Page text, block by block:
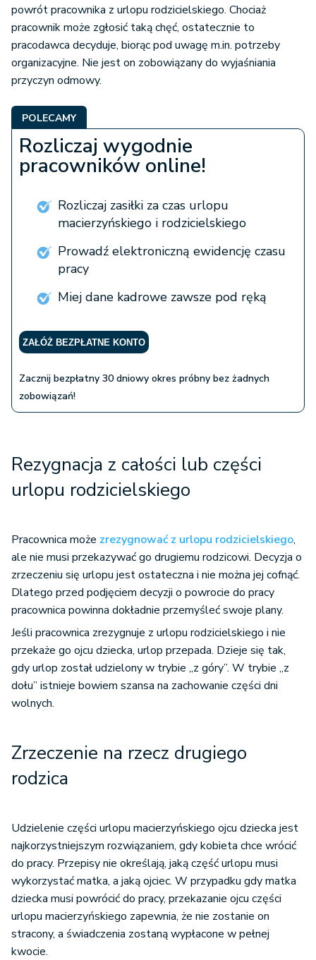
powrót pracownika z urlopu rodzicielskiego. Chociaż
pracownik może zgłosić taką chęć, ostatecznie to
pracodawca decyduje, biorąc pod uwagę m.in. potrzeby
organizacyjne. Nie jest on zobowiązany do wyjaśniania
przyczyn odmowy.
POLECAMY
Rozliczaj wygodnie
pracowników online!
Rozliczaj zasiłki za czas urlopu
macierzyńskiego i rodzicielskiego
Prowadź elektroniczną ewidencję czasu
pracy
Miej dane kadrowe zawsze pod ręką
ZAŁÓŻ BEZPŁATNE KONTO
Zacznij bezpłatny 30 dniowy okres próbny bez żadnych
zobowiązań!
Rezygnacja z całości lub części
urlopu rodzicielskiego
Pracownica może zrezygnować z urlopu rodzicielskiego,
ale nie musi przekazywać go drugiemu rodzicowi. Decyzja o
zrzeczeniu się urlopu jest ostateczna i nie można jej cofnąć.
Dlatego przed podjęciem decyzji o powrocie do pracy
pracownica powinna dokładnie przemyśleć swoje plany.
Jeśli pracownica zrezygnuje z urlopu rodzicielskiego i nie
przekaże go ojcu dziecka, urlop przepada. Dzieje się tak,
gdy urlop został udzielony w trybie „z góry”. W trybie „z
dołu” istnieje bowiem szansa na zachowanie części dni
wolnych.
Zrzeczenie na rzecz drugiego
rodzica
Udzielenie części urlopu macierzyńskiego ojcu dziecka jest
najkorzystniejszym rozwiązaniem, gdy kobieta chce wrócić
do pracy. Przepisy nie określają, jaką część urlopu musi
wykorzystać matka, a jaką ojciec. W przypadku gdy matka
dziecka musi powrócić do pracy, przekazanie ojcu części
urlopu macierzyńskiego zapewnia, że nie zostanie on
stracony, a świadczenia zostaną wypłacone w pełnej
kwocie.